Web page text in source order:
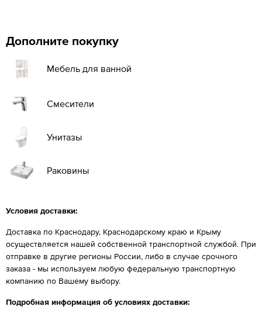
Дополните покупку
Мебель для ванной
Смесители
Унитазы
Раковины
Условия доставки:
Доставка по Краснодару, Краснодарскому краю и Крыму
осуществляется нашей собственной транспортной службой. При
отправке в другие регионы России, либо в случае срочного
заказа - мы используем любую федеральную транспортную
компанию по Вашему выбору.
Подробная информация об условиях доставки: